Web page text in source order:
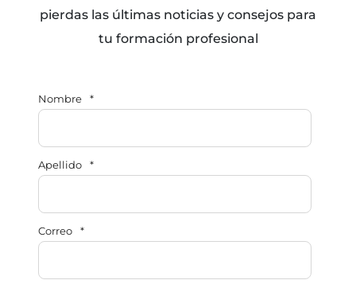
pierdas las últimas noticias y consejos para
tu formación profesional
Nombre *
Apellido *
Correo *